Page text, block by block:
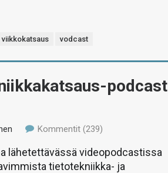
viikkokatsaus vodcast
podcast
Kommentit (239)
lähetettävässä videopodcastissa
tietotekniikka- ja